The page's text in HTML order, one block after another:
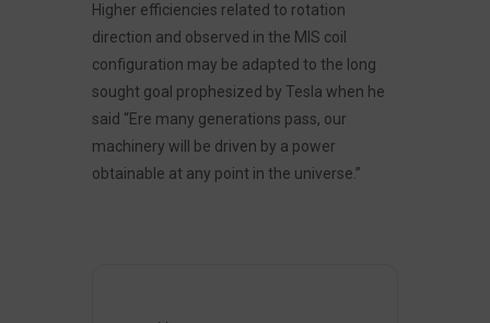
Higher efficiencies related to rotation
direction and observed in the MIS coil
configuration may be adapted to the long
sought goal prophesized by Tesla when he
said “Ere many generations pass, our
machinery will be driven by a power
obtainable at any point in the universe.”